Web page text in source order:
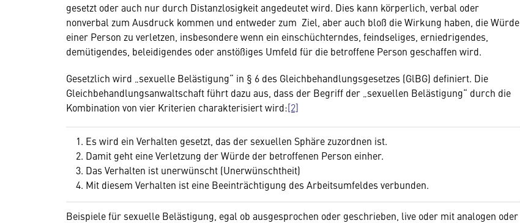
gesetzt oder auch nur durch Distanzlosigkeit angedeutet wird. Dies kann körperlich, verbal oder
nonverbal zum Ausdruck kommen und entweder zum Ziel, aber auch bloß die Wirkung haben, die Würde
einer Person zu verletzen, insbesondere wenn ein einschüchterndes, feindseliges, erniedrigendes,
demütigendes, beleidigendes oder anstößiges Umfeld für die betroffene Person geschaffen wird.
Gesetzlich wird „sexuelle Belästigung“ in § 6 des Gleichbehandlungsgesetzes (GlBG) definiert. Die
Gleichbehandlungsanwaltschaft führt dazu aus, dass der Begriff der „sexuellen Belästigung“ durch die
Kombination von vier Kriterien charakterisiert wird:[2]
Es wird ein Verhalten gesetzt, das der sexuellen Sphäre zuzordnen ist.
Damit geht eine Verletzung der Würde der betroffenen Person einher.
Das Verhalten ist unerwünscht (Unerwünschtheit)
Mit diesem Verhalten ist eine Beeinträchtigung des Arbeitsumfeldes verbunden.
Beispiele für sexuelle Belästigung, egal ob ausgesprochen oder geschrieben, live oder mit analogen oder